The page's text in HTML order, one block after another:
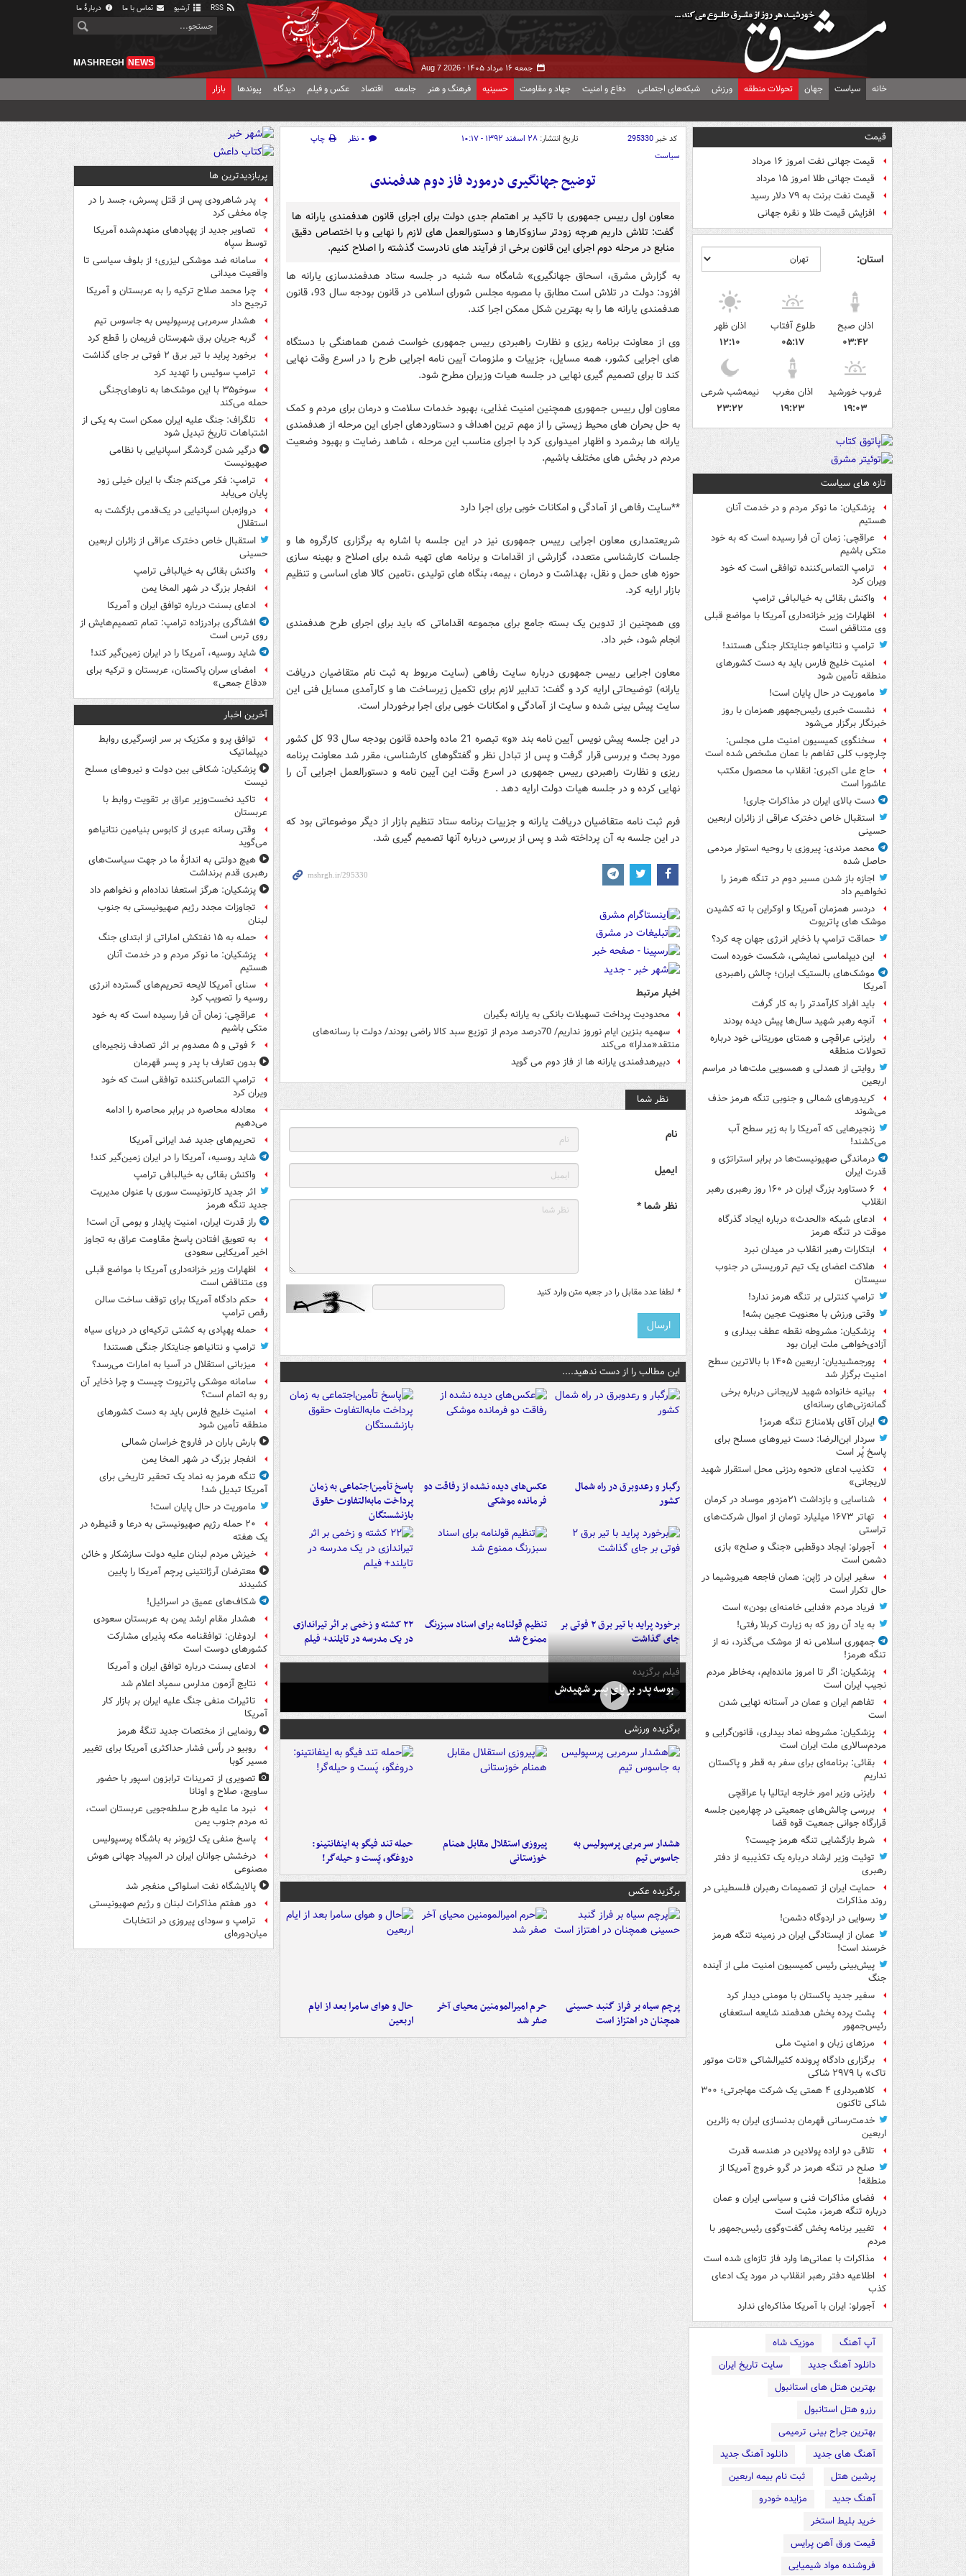
آرشیو تماس با ما دربارهٔ ما
جمعه ۱۶ مرداد ۱۴۰۵ - Aug 7 2026
MASHREGH NEWS
خانه سیاست جهان تحولات منطقه ورزش شبکه‌های اجتماعی دفاع و امنیت جهاد و مقاومت حسینیه فرهنگ و هنر جامعه اقتصاد عکس و فیلم دیدگاه پیوندها بازار
قیمت
قیمت جهانی نفت امروز ۱۶ مرداد
قیمت جهانی طلا امروز ۱۵ مرداد
قیمت نفت برنت به ۷۹ دلار رسید
افزایش قیمت طلا و نقره جهانی
استان:
اذان صبح
۰۳:۴۲
طلوع آفتاب
۰۵:۱۷
اذان ظهر
۱۲:۱۰
غروب خورشید
۱۹:۰۳
اذان مغرب
۱۹:۲۳
نیمه‌شب شرعی
۲۳:۲۲
تازه های سیاست
پزشکیان: ما نوکر مردم و در خدمت آنان
هستیم
عراقچی: زمان آن فرا رسیده است که به خود
متکی باشیم
ترامپ التماس‌کننده توافقی است که خود
ویران کرد
واکنش بقائی به خیالبافی ترامپ
اظهارات وزیر خزانه‌داری آمریکا با مواضع قبلی
وی متناقض است
ترامپ و نتانیاهو جنایتکار جنگی هستند!
امنیت خلیج فارس باید به دست کشورهای
منطقه تأمین شود
ماموریت در حال پایان است!
نشست خبری رئیس‌جمهور همزمان با روز
خبرنگار برگزار می‌شود
سخنگوی کمیسیون امنیت ملی مجلس:
چارچوب کلی تفاهم با عمان مشخص شده است
حاج علی اکبری: انقلاب ما محصول مکتب
عاشورا است
دست بالای ایران در مذاکرات جاری!
استقبال خاص دخترک عراقی از زائران اربعین
حسینی
محمد مرندی: پیروزی با روحیه استوار مردمی
حاصل شده
اجازه باز شدن مسیر دوم در تنگه هرمز را
نخواهیم داد
دردسر همزمان آمریکا و اوکراین با ته کشیدن
موشک های پاتریوت
حماقت ترامپ با ذخایر انرژی جهان چه کرد؟
این دیپلماسی نمایشی، شکست خورده است
موشک‌های بالستیک ایران؛ چالش راهبردی
آمریکا
باید افراد کارآمدتر را به کار گرفت
آنچه رهبر شهید سال‌ها پیش دیده بودند
رایزنی عراقچی و همتای موریتانی خود درباره
تحولات منطقه
روایتی از همدلی و همسویی ملت‌ها در مراسم
اربعین
کریدورهای شمالی و جنوبی تنگه هرمز حذف
می‌شوند
زنجیرهایی که آمریکا را به زیر سطح آب
می‌کشند!
درماندگی صهیونیست‌ها در برابر استراتژی و
قدرت ایران
۶ دستاورد بزرگ ایران در ۱۶۰ روز رهبری رهبر
انقلاب
ادعای شبکه «الحدث» درباره ایجاد گذرگاه
موقت در تنگه هرمز
ابتکارات رهبر انقلاب در میدان نبرد
هلاکت اعضای یک تیم تروریستی در جنوب
سیستان
ترامپ کنترلی بر تنگه هرمز ندارد!
وقتی ورزش با معنویت عجین بشه!
پزشکیان: مشروطه نقطه عطف بیداری و
آزادی‌خواهی ملت ایران بود
پورجمشیدیان: اربعین ۱۴۰۵ با بالاترین سطح
امنیت برگزار شد
بیانیه خانواده شهید لاریجانی درباره برخی
گمانه‌زنی‌های رسانه‌ای
ایران آقای بلامنازع تنگه هرمز!
سردار ابن‌الرضا: دست نیروهای مسلح برای
پاسخ پُر است
تکذیب ادعای «نحوه ردزنی محل استقرار شهید
لاریجانی»
شناسایی و بازداشت ۲۱مزدور موساد در کرمان
تهاتر ۱۶۷۳ میلیارد تومان از اموال شرکت‌های
تراستی
آجورلو: ایجاد دوقطبی «جنگ و صلح‌» بازی
دشمن است
سفیر ایران در ژاپن: همان فاجعه هیروشیما در
حال تکرار است
فریاد مردم «فدایی خامنه‌ای بودن» است
به یاد آن روز که به زیارت کربلا رفتی!
جمهوری اسلامی نه از موشک می‌گذرد، نه از
تنگه هرمز!
پزشکیان: اگر تا امروز مانده‌ایم، به‌خاطر مردم
نجیب ایران است
تفاهم ایران و عمان در آستانه نهایی شدن
است
پزشکیان: مشروطه نماد بیداری، قانون‌گرایی و
مردم‌سالاری ملت ایران است
بقائی: برنامه‌ای برای سفر به قطر و پاکستان
نداریم
رایزنی وزیر امور خارجه ایتالیا با عراقچی
بررسی چالش‌های جمعیتی در چهارمین جلسه
قرارگاه جوانی جمعیت قوه قضا
شرط بازگشایی تنگه هرمز چیست؟
توئیت وزیر ارشاد درباره یک تکذیبیه از دفتر
رهبری
حمایت ایران از تصمیمات رهبران فلسطینی در
روند مذاکرات
رسوایی در اردوگاه دشمن!
عمان از ایستادگی ایران در زمینه تنگه هرمز
خرسند است!
پیش‌بینی رئیس کمیسیون امنیت ملی از آینده
جنگ
سفیر جدید پاکستان با مومنی دیدار کرد
پشت پرده پخش هدفمند شایعه استعفای
رئیس‌جمهور
مرزهای زبان و امنیت ملی
برگزاری دادگاه پرونده کثیرالشاکی «تات موتور
تاک» با ۲۹۷۹ شاکی
کلاهبرداری ۴ همتی یک شرکت مهاجرتی؛ ۳۰۰
شاکی تاکنون
خدمت‌رسانی قهرمان بدنسازی ایران به زائرین
اربعین
تلاقی دو اراده پولادین در هندسه قدرت
صلح در تنگه هرمز در گرو خروج آمریکا از
منطقه!
فضای مذاکرات فنی و سیاسی ایران و عمان
درباره تنگه هرمز، مثبت است
تغییر برنامه پخش گفت‌وگوی رئیس‌جمهور با
مردم
مذاکرات با عمانی‌ها وارد فاز تازه‌ای شده است
اطلاعیه دفتر رهبر انقلاب در مورد یک ادعای
کذب
آجورلو: ایران با آمریکا مذاکره‌ای ندارد
آپ آهنگ
موزیک شاه
دانلود آهنگ جدید
سایت تاریخ ایران
بهترین هتل های استانبول
رزرو هتل استانبول
بهترین جراح بینی ترمیمی
آهنگ های جدید
دانلود آهنگ جدید
پرشین هتل
ثبت نام بیمه اربعین
آهنگ جدید
مزایده خودرو
خرید بلیط استخر
قیمت ورق آهن پرایس
فروشنده مواد شیمیایی
کد خبر295330 تاریخ انتشار: ۲۸ اسفند ۱۳۹۲ - ۱۰:۱۷ ۰ نظر
چاپ
سیاست
توضیح جهانگیری درمورد فاز دوم هدفمندی
معاون اول رییس جمهوری با تاکید بر اهتمام جدی دولت برای اجرای قانون هدفمندی یارانه ها
گفت: تلاش داریم هرچه زودتر سازوکارها و دستورالعمل های لازم را نهایی و با اختصاص دقیق
منابع در مرحله دوم اجرای این قانون برخی از فرآیند های نادرست گذشته را اصلاح کنیم.
به گزارش مشرق، اسحاق جهانگیری» شامگاه سه شنبه در جلسه ستاد هدفمندسازی یارانه ها
افزود: دولت در تلاش است مطابق با مصوبه مجلس شورای اسلامی در قانون بودجه سال 93، قانون
هدفمندی یارانه ها را به بهترین شکل ممکن اجرا کند.
وی از معاونت برنامه ریزی و نظارت راهبردی رییس جمهوری خواست ضمن هماهنگی با دستگاه
های اجرایی کشور، همه مسایل، جزییات و ملزومات آیین نامه اجرایی طرح را در اسرع وقت نهایی
کند تا برای تصمیم گیری نهایی در جلسه هیات وزیران مطرح شود.
معاون اول رییس جمهوری همچنین امنیت غذایی، بهبود خدمات سلامت و درمان برای مردم و کمک
به حل بحران های محیط زیستی را از مهم ترین اهداف و دستاوردهای اجرای این مرحله از هدفمندی
یارانه ها برشمرد و اظهار امیدواری کرد با اجرای مناسب این مرحله ، شاهد رضایت و بهبود وضعیت
مردم در بخش های مختلف باشیم.
**سایت رفاهی از آمادگی و امکانات خوبی برای اجرا دارد
شریعتمداری معاون اجرایی رییس جمهوری نیز در این جلسه با اشاره به برگزاری کارگروه ها و
جلسات کارشناسی متعدد، گزارشی از اقدامات و برنامه های تهیه شده برای اصلاح و بهینه سازی
حوزه های حمل و نقل، بهداشت و درمان ، بیمه، بنگاه های تولیدی ،تامین کالا های اساسی و تنظیم
بازار ارایه کرد.
وی همچنین از تدوین یک بسته جامع برای مجموعه اقداماتی که باید برای اجرای طرح هدفمندی
انجام شود، خبر داد.
معاون اجرایی رییس جمهوری درباره سایت رفاهی (سایت مربوط به ثبت نام متقاضیان دریافت
یارانه) توضیحاتی ارایه کرد و گفت: تدابیر لازم برای تکمیل زیرساخت ها و کارآمدی مسایل فنی این
سایت پیش بینی شده و سایت از آمادگی و امکانات خوبی برای اجرا برخوردار است.
در این جلسه پیش نویس آیین نامه بند «و» تبصره 21 ماده واحده قانون بودجه سال 93 کل کشور
مورد بحث و بررسی قرار گرفت و پس از تبادل نظر و گفتگوهای کارشناسی، مقرر شد معاونت برنامه
ریزی و نظارت راهبردی رییس جمهوری در اسرع وقت این آیین نامه و دستورالعمل اجرایی آن را
نهایی کرده و در جلسه هیات دولت ارایه دهد .
فرم ثبت نامه متقاضیان دریافت یارانه و جزییات برنامه ستاد تنظیم بازار از دیگر موضوعاتی بود که
در این جلسه به آن پرداخته شد و پس از بررسی درباره آنها تصمیم گیری شد.
اخبار مرتبط
محدودیت پرداخت تسهیلات بانکی به یارانه بگیران
سهمیه‌ بنزین ایام نوروز نداریم/ 70درصد مردم از توزیع سبد کالا راضی بودند/ دولت با رسانه‌های
منتقد«مدارا» می‌کند
دبیرهدفمندی یارانه ها از فاز دوم می گوید
نظر شما
نام
ایمیل
نظر شما *
* لطفا عدد مقابل را در جعبه متن وارد کنید
این مطالب را از دست ندهید....
رگبار و رعدوبرق در راه شمال
کشور
عکس‌های دیده نشده از رفاقت دو
فرمانده‌ موشکی
پاسخ تأمین‌اجتماعی به زمان
پرداخت مابه‌التفاوت حقوق
بازنشستگان
برخورد پراید با تیر برق ۲ فوتی بر
جای گذاشت
تنظیم قولنامه برای اسناد سبزرنگ
ممنوع شد
۲۲ کشته و زخمی بر اثر تیراندازی
در یک مدرسه در تایلند+ فیلم
فیلم برگزیده
بوسه‌ پدر بر پای پسر شهیدش
برگزیده ورزشی
هشدار سرمربی پرسپولیس به
جاسوس تیم
پیروزی استقلال مقابل همنام
خوزستانی
حمله تند فیگو به اینفانتینو:
دروغگو، پَست‌ و حیله‌گر!
برگزیده عکس
پرچم سیاه بر فراز گنبد حسینی
همچنان در اهتزاز است
حرم امیرالمومنین محیای آخر
صفر شد
حال و هوای سامرا بعد از ایام
اربعین
پربازدیدترین ها
پدر شاهرودی پس از قتل پسرش، جسد را در
چاه مخفی کرد
تصاویر جدید از پهپادهای منهدم‌شده آمریکا
توسط سپاه
سامانه ضد موشکی لیزری؛ از بلوف سیاسی تا
واقعیت میدانی
چرا محمد صلاح ترکیه را به عربستان و آمریکا
ترجیح داد
هشدار سرمربی پرسپولیس به جاسوس تیم
گربه جریان برق شهرستان فریمان را قطع کرد
برخورد پراید با تیر برق ۲ فوتی بر جای گذاشت
ترامپ سوئیس را تهدید کرد
سوخو۳۵ با این موشک‌ها به ناوهای‌جنگی
حمله می‌کند
تلگراف: جنگ علیه ایران ممکن است به یکی از
اشتباهات تاریخ تبدیل شود
درگیر شدن گردشگر اسپانیایی با نظامی
صهیونیست
ترامپ: فکر می‌کنم جنگ با ایران خیلی زود
پایان می‌یابد
دروازه‌بان اسپانیایی در یک‌قدمی بازگشت به
استقلال
استقبال خاص دخترک عراقی از زائران اربعین
حسینی
واکنش بقائی به خیالبافی ترامپ
انفجار بزرگ در شهر المخا یمن
ادعای بسنت درباره توافق ایران و آمریکا
افشاگری برادرزاده ترامپ: تمام تصمیم‌هایش از
روی ترس است
شاید روسیه، آمریکا را در ایران زمین‌گیر کند!
امضای سران پاکستان، عربستان و ترکیه برای
«دفاع جمعی»
آخرین اخبار
توافق پرو و مکزیک بر سر ازسرگیری روابط
دیپلماتیک
پزشکیان: شکافی بین دولت و نیروهای مسلح
نیست
تاکید نخست‌وزیر عراق بر تقویت روابط با
عربستان
وقتی رسانه عبری از کابوس بنیامین نتانیاهو
می‌گوید
هیچ دولتی به اندازۀ ما در جهت سیاست‌های
رهبری قدم برنداشت
پزشکیان: هرگز استعفا نداده‌ام و نخواهم داد
تجاوزات مجدد رژیم صهیونیستی به جنوب
لبنان
حمله به ۱۵ نفتکش‌ اماراتی از ابتدای جنگ
پزشکیان: ما نوکر مردم و در خدمت آنان
هستیم
سنای آمریکا لایحه تحریم‌های گسترده انرژی
روسیه را تصویب کرد
عراقچی: زمان آن فرا رسیده است که به خود
متکی باشیم
۶ فوتی و ۵ مصدوم بر اثر تصادف زنجیره‌ای
بدون تعارف با پدر و پسر قهرمان
ترامپ التماس‌کننده توافقی است که خود
ویران کرد
معادله محاصره در برابر محاصره را ادامه
می‌دهیم
تحریم‌های جدید ضد ایرانی آمریکا
شاید روسیه، آمریکا را در ایران زمین‌گیر کند!
واکنش بقائی به خیالبافی ترامپ
اثر جدید کارتونیست سوری با عنوان مدیریت
جدید تنگه هرمز
راز قدرت ایران، امنیت پایدار و بومی آن است!
به تعویق افتادن پاسخ مقاومت عراق به تجاوز
اخیر آمریکایی سعودی
اظهارات وزیر خزانه‌داری آمریکا با مواضع قبلی
وی متناقض است
حکم دادگاه آمریکا برای توقف ساخت سالن
رقص ترامپ
حمله پهپادی به کشتی ترکیه‌ای در دریای سیاه
ترامپ و نتانیاهو جنایتکار جنگی هستند!
میزبانی استقلال در آسیا به امارات می‌رسد؟
سامانه موشکی پاتریوت چیست و چرا ذخایر آن
رو به اتمام است؟
امنیت خلیج فارس باید به دست کشورهای
منطقه تأمین شود
بارش باران در فاروج خراسان شمالی
انفجار بزرگ در شهر المخا یمن
تنگه هرمز به نماد یک تحقیر تاریخی برای
آمریکا تبدیل شد!
ماموریت در حال پایان است!
۲۰ حمله رژیم صهیونیستی به درعا و قنیطره در
یک هفته
خیزش مردم لبنان علیه دولت سازشکار و خائن
معترضان آرژانتینی پرچم آمریکا را پایین
کشیدند
شکاف‌های عمیق در اسرائیل!
هشدار مقام ارشد یمن به عربستان سعودی
اردوغان: توافقنامه مکه پذیرای مشارکت
کشورهای دوست است
ادعای بسنت درباره توافق ایران و آمریکا
نتایج آزمون مدارس سمپاد اعلام شد
تاثیرات منفی جنگ علیه ایران بر بازار کار
آمریکا
رونمایی از مختصات جدید تنگۀ هرمز
روبیو در رأس فشار حداکثری آمریکا برای تغییر
مسیر کوبا
تصویری از تمرینات ترابزون اسپور با حضور
ساویچ، صلاح و اونانا
نبرد ما علیه طرح سلطه‌جویی عربستان است،
نه مردم جنوب یمن
پاسخ منفی یک لژیونر به باشگاه پرسپولیس
درخشش جوانان ایران در المپیاد جهانی هوش
مصنوعی
پالایشگاه نفت اسلواکی منفجر شد
دور هفتم مذاکرات لبنان و رژیم صهیونیستی
ترامپ و سودای پیروزی در انتخابات
میان‌دوره‌ای